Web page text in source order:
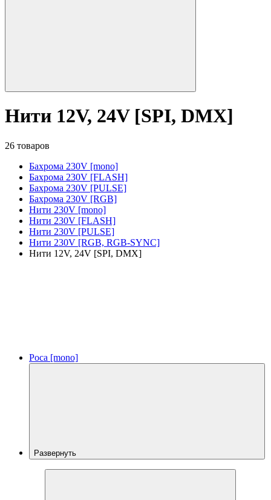
Нити 12V, 24V [SPI, DMX]
26 товаров
Бахрома 230V [mono]
Бахрома 230V [FLASH]
Бахрома 230V [PULSE]
Бахрома 230V [RGB]
Нити 230V [mono]
Нити 230V [FLASH]
Нити 230V [PULSE]
Нити 230V [RGB, RGB-SYNC]
Нити 12V, 24V [SPI, DMX]
Роса [mono]
Развернуть